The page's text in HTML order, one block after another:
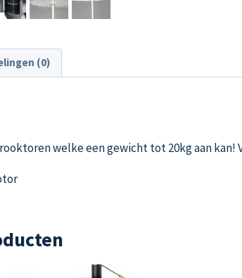
(0)
welke een gewicht tot 20kg aan kan!